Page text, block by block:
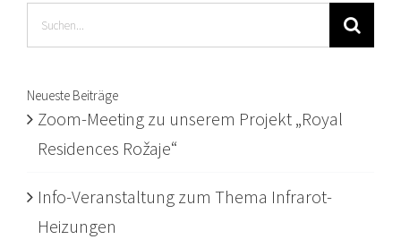
Suche
nach:
Neueste Beiträge
Zoom-Meeting zu unserem Projekt „Royal
Residences Rožaje“
Info-Veranstaltung zum Thema Infrarot-
Heizungen